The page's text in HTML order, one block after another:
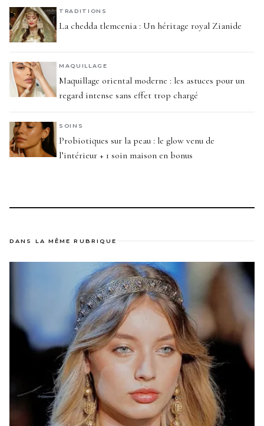
TRADITIONS
La chedda tlemcenia : Un héritage royal Zianide
MAQUILLAGE
Maquillage oriental moderne : les astuces pour un
regard intense sans effet trop chargé
SOINS
Probiotiques sur la peau : le glow venu de
l’intérieur + 1 soin maison en bonus
DANS LA MÊME RUBRIQUE